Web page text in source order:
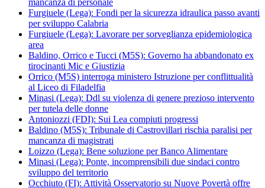
mancanza di personale
Furgiuele (Lega): Fondi per la sicurezza idraulica passo avanti
per sviluppo Calabria
Furgiuele (Lega): Lavorare per sorveglianza epidemiologica
area
Baldino, Orrico e Tucci (M5S): Governo ha abbandonato ex
tirocinanti Mic e Giustizia
Orrico (M5S) interroga ministero Istruzione per conflittualità
al Liceo di Filadelfia
Minasi (Lega): Ddl su violenza di genere prezioso intervento
per tutela delle donne
Antoniozzi (FDI): Sui Lea compiuti progressi
Baldino (M5S): Tribunale di Castrovillari rischia paralisi per
mancanza di magistrati
Loizzo (Lega): Bene soluzione per Banco Alimentare
Minasi (Lega): Ponte, incomprensibili due sindaci contro
sviluppo del territorio
Occhiuto (FI): Attività Osservatorio su Nuove Povertà offre